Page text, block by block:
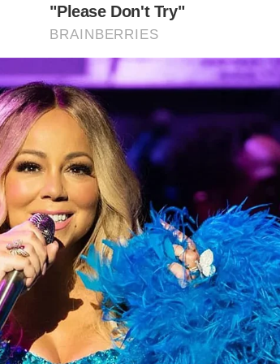
"Please Don't Try"
BRAINBERRIES